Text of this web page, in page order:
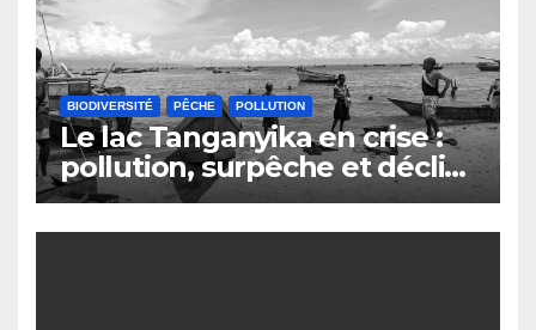
BIODIVERSITÉ PÊCHE POLLUTION
Le lac Tanganyika en crise :
pollution, surpêche et déclin
du secteur de la pêche au
Burundi